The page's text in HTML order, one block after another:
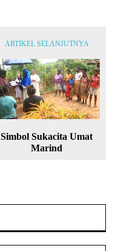
ARTIKEL SELANJUTNYA
Simbol Sukacita Umat
Marind